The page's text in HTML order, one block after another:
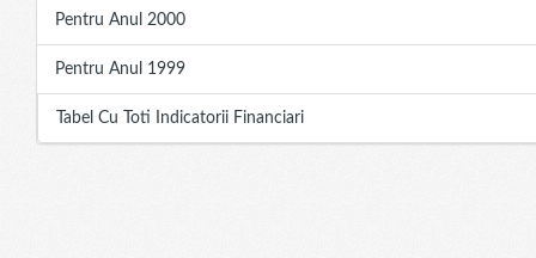
Pentru Anul 2000
Pentru Anul 1999
Tabel Cu Toti Indicatorii Financiari